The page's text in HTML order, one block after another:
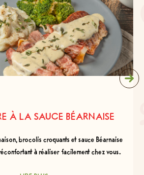
À LA SAUCE BÉARNAISE
brocolis croquants et sauce Béarnaise
à réaliser facilement chez vous.